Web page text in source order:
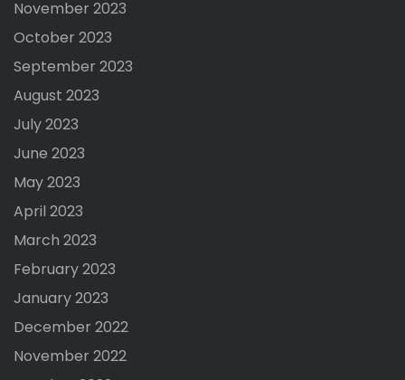
November 2023
October 2023
September 2023
August 2023
July 2023
June 2023
May 2023
April 2023
March 2023
February 2023
January 2023
December 2022
November 2022